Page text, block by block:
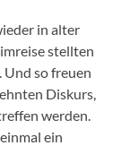
in alter
stellten
so freuen
Diskurs,
werden.
ein